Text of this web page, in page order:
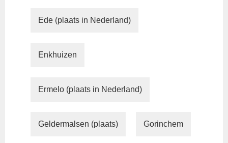
Ede (plaats in Nederland)
Enkhuizen
Ermelo (plaats in Nederland)
Geldermalsen (plaats) Gorinchem